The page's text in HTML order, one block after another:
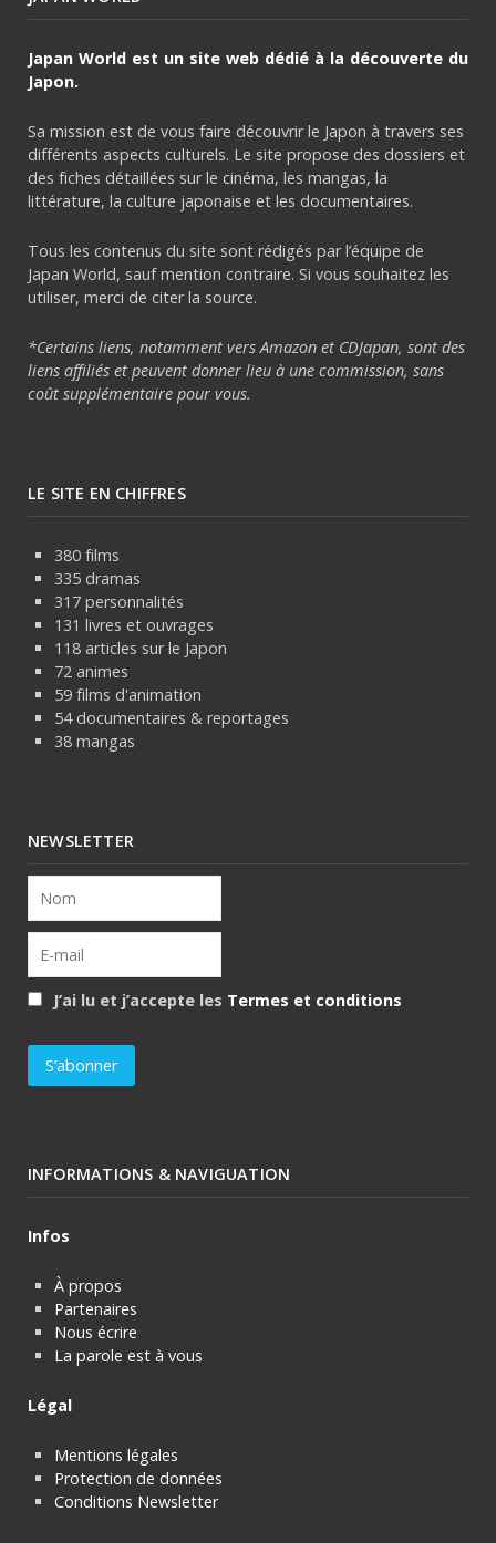
Japan World est un site web dédié à la découverte du
Japon.
Sa mission est de vous faire découvrir le Japon à travers ses
différents aspects culturels. Le site propose des dossiers et
des fiches détaillées sur le cinéma, les mangas, la
littérature, la culture japonaise et les documentaires.
Tous les contenus du site sont rédigés par l’équipe de
Japan World, sauf mention contraire. Si vous souhaitez les
utiliser, merci de citer la source.
*Certains liens, notamment vers Amazon et CDJapan, sont des
liens affiliés et peuvent donner lieu à une commission, sans
coût supplémentaire pour vous.
LE SITE EN CHIFFRES
380 films
335 dramas
317 personnalités
131 livres et ouvrages
118 articles sur le Japon
72 animes
59 films d'animation
54 documentaires & reportages
38 mangas
NEWSLETTER
J’ai lu et j’accepte les Termes et conditions
INFORMATIONS & NAVIGUATION
Infos
À propos
Partenaires
Nous écrire
La parole est à vous
Légal
Mentions légales
Protection de données
Conditions Newsletter